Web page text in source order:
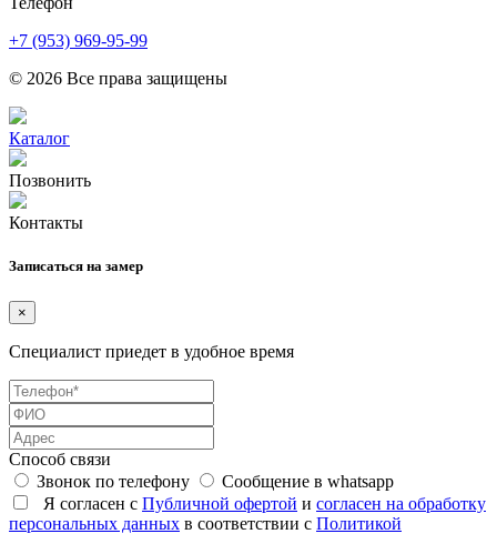
+7 (953) 969-95-99
© 2026 Все права защищены
Каталог
Позвонить
Контакты
Записаться на замер
×
Специалист приедет в удобное время
Способ связи
Звонок по телефону
Сообщение в whatsapp
Я согласен с Публичной офертой и согласен на обработку
персональных данных в соответствии с Политикой